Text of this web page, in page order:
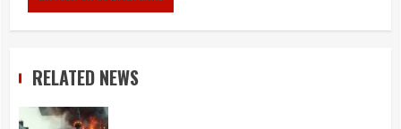
RELATED NEWS